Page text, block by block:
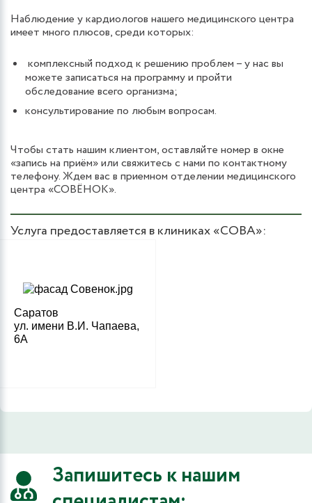
Наблюдение у кардиологов нашего медицинского центра
имеет много плюсов, среди которых:
комплексный подход к решению проблем – у нас вы
можете записаться на программу и пройти
обследование всего организма;
консультирование по любым вопросам.
Чтобы стать нашим клиентом, оставляйте номер в окне
«запись на приём» или свяжитесь с нами по контактному
телефону. Ждем вас в приемном отделении медицинского
центра «СОВЁНОК».
Услуга предоставляется в клиниках «СОВА»:
Саратов
ул. имени В.И. Чапаева,
6А
Запишитесь к нашим